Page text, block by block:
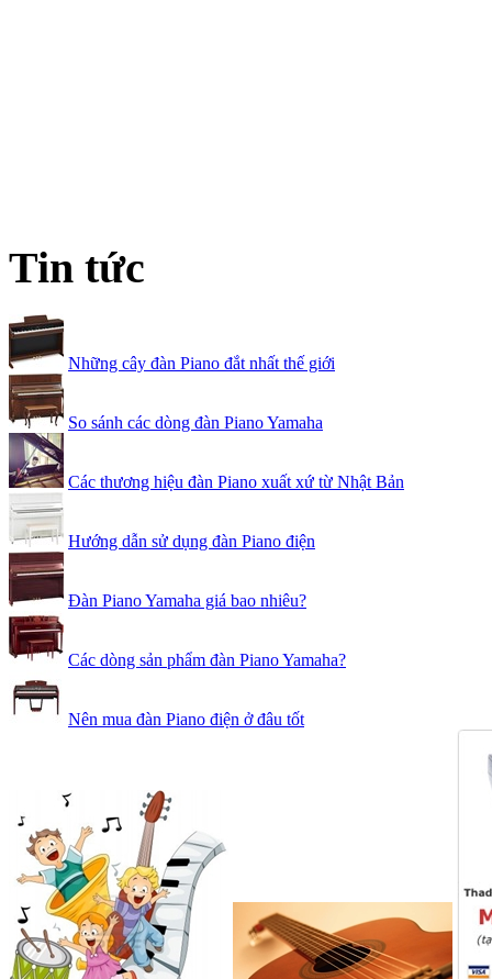
Tin tức
Những cây đàn Piano đắt nhất thế giới
So sánh các dòng đàn Piano Yamaha
Các thương hiệu đàn Piano xuất xứ từ Nhật Bản
Hướng dẫn sử dụng đàn Piano điện
Đàn Piano Yamaha giá bao nhiêu?
Các dòng sản phẩm đàn Piano Yamaha?
Nên mua đàn Piano điện ở đâu tốt